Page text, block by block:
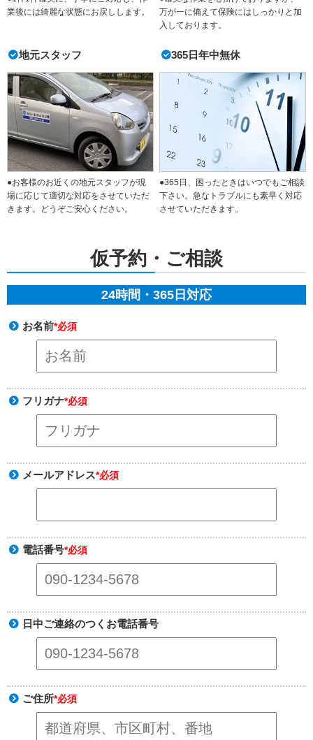
業後には綺麗な状態にお戻しします。
万が一に備えて保険にはしっかりと加
入しております。
地元スタッフ
●お客様のお近くの地元スタッフが現
場に応じて適切な対応をさせていただ
きます。どうぞご安心ください。
365日年中無休
●365日、困ったときはいつでもご相談
下さい。急なトラブルにも素早く対応
させていただきます。
仮予約・ご相談
24時間・365日対応
お名前*必須
フリガナ*必須
メールアドレス*必須
電話番号*必須
日中ご連絡のつくお電話番号
ご住所*必須